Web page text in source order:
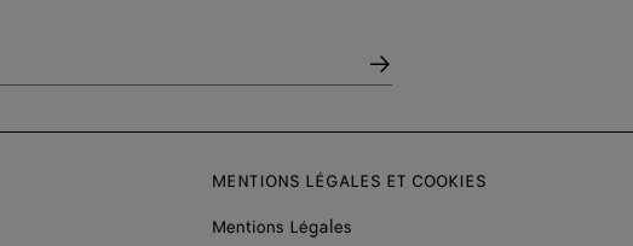
MENTIONS LÉGALES ET COOKIES
Mentions Légales